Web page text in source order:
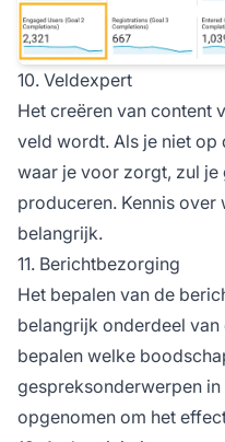
10. Veldexpert
Het creëren van content
veld wordt. Als je niet op
waar je voor zorgt, zul
produceren. Kennis over
belangrijk.
11. Berichtbezorging
Het bepalen van de
belangrijk onderdeel
bepalen welke
gespreksonderwerpen
opgenomen om het